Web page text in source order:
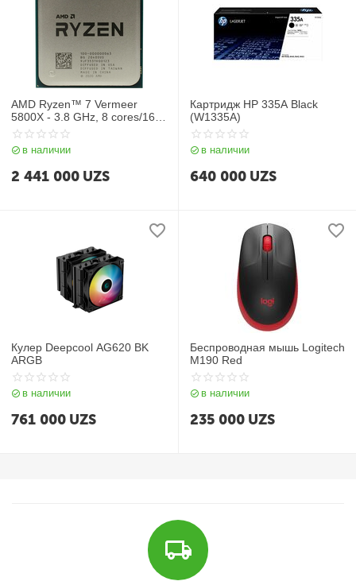
AMD Ryzen™ 7 Vermeer
5800X - 3.8 GHz, 8 cores/16
threads, No GPU, AM4 (100-
000000063), oem
в наличии
2 441 000 UZS
Картридж HP 335A Black
(W1335A)
в наличии
640 000 UZS
Кулер Deepcool AG620 BK
ARGB
в наличии
761 000 UZS
Беспроводная мышь Logitech
M190 Red
в наличии
235 000 UZS